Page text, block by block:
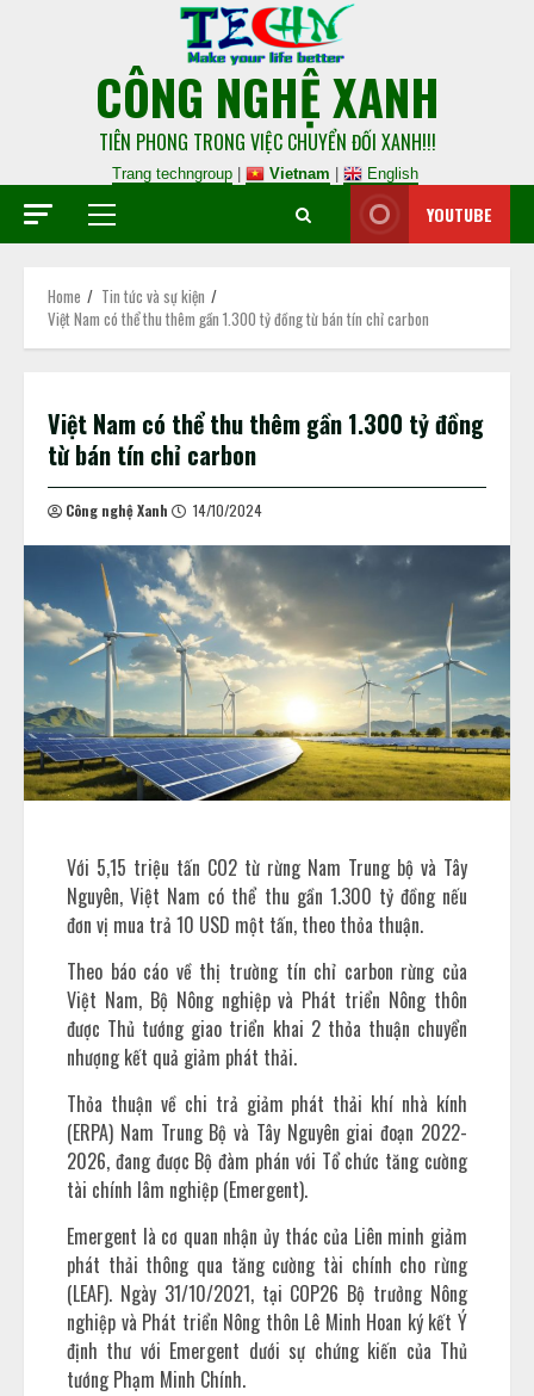
CÔNG NGHỆ XANH
TIÊN PHONG TRONG VIỆC CHUYỂN ĐỐI XANH!!!
Trang techngroup| Vietnam English
YOUTUBE
Home
Tin tức và sự kiện
Việt Nam có thể thu thêm gần 1.300 tỷ đồng từ bán tín chỉ carbon
Việt Nam có thể thu thêm gần 1.300 tỷ đồng
từ bán tín chỉ carbon
Công nghệ Xanh 14/10/2024
Với 5,15 triệu tấn CO2 từ rừng Nam Trung bộ và Tây
Nguyên, Việt Nam có thể thu gần 1.300 tỷ đồng nếu
đơn vị mua trả 10 USD một tấn, theo thỏa thuận.
Theo báo cáo về thị trường tín chỉ carbon rừng của
Việt Nam, Bộ Nông nghiệp và Phát triển Nông thôn
được Thủ tướng giao triển khai 2 thỏa thuận chuyển
nhượng kết quả giảm phát thải.
Thỏa thuận về chi trả giảm phát thải khí nhà kính
(ERPA) Nam Trung Bộ và Tây Nguyên giai đoạn 2022-
2026, đang được Bộ đàm phán với Tổ chức tăng cường
tài chính lâm nghiệp (Emergent).
Emergent là cơ quan nhận ủy thác của Liên minh giảm
phát thải thông qua tăng cường tài chính cho rừng
(LEAF). Ngày 31/10/2021, tại COP26 Bộ trưởng Nông
nghiệp và Phát triển Nông thôn Lê Minh Hoan ký kết Ý
định thư với Emergent dưới sự chứng kiến của Thủ
tướng Phạm Minh Chính.